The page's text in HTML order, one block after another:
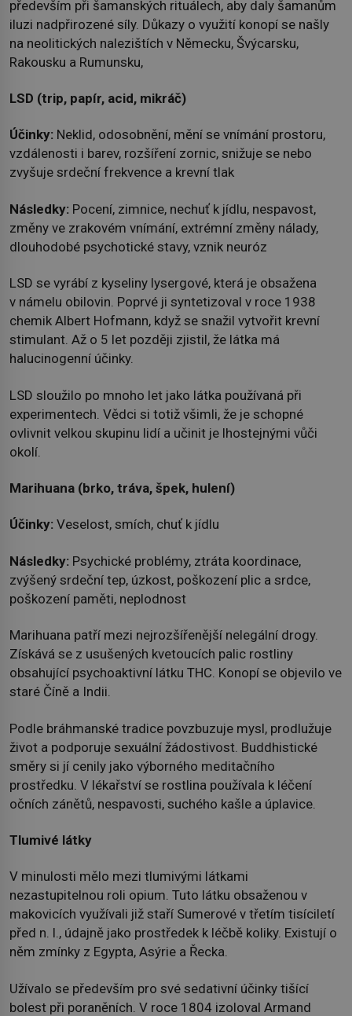
především při šamanských rituálech, aby daly šamanům
iluzi nadpřirozené síly. Důkazy o využití konopí se našly
na neolitických nalezištích v Německu, Švýcarsku,
Rakousku a Rumunsku,
LSD (trip, papír, acid, mikráč)
Účinky: Neklid, odosobnění, mění se vnímání prostoru,
vzdálenosti i barev, rozšíření zornic, snižuje se nebo
zvyšuje srdeční frekvence a krevní tlak
Následky: Pocení, zimnice, nechuť k jídlu, nespavost,
změny ve zrakovém vnímání, extrémní změny nálady,
dlouhodobé psychotické stavy, vznik neuróz
LSD se vyrábí z kyseliny lysergové, která je obsažena
v námelu obilovin. Poprvé ji syntetizoval v roce 1938
chemik Albert Hofmann, když se snažil vytvořit krevní
stimulant. Až o 5 let později zjistil, že látka má
halucinogenní účinky.
LSD sloužilo po mnoho let jako látka používaná při
experimentech. Vědci si totiž všimli, že je schopné
ovlivnit velkou skupinu lidí a učinit je lhostejnými vůči
okolí.
Marihuana (brko, tráva, špek, hulení)
Účinky: Veselost, smích, chuť k jídlu
Následky: Psychické problémy, ztráta koordinace,
zvýšený srdeční tep, úzkost, poškození plic a srdce,
poškození paměti, neplodnost
Marihuana patří mezi nejrozšířenější nelegální drogy.
Získává se z usušených kvetoucích palic rostliny
obsahující psychoaktivní látku THC. Konopí se objevilo ve
staré Číně a Indii.
Podle bráhmanské tradice povzbuzuje mysl, prodlužuje
život a podporuje sexuální žádostivost. Buddhistické
směry si jí cenily jako výborného meditačního
prostředku. V lékařství se rostlina používala k léčení
očních zánětů, nespavosti, suchého kašle a úplavice.
Tlumivé látky
V minulosti mělo mezi tlumivými látkami
nezastupitelnou roli opium. Tuto látku obsaženou v
makovicích využívali již staří Sumerové v třetím tisíciletí
před n. l., údajně jako prostředek k léčbě koliky. Existují o
něm zmínky z Egypta, Asýrie a Řecka.
Užívalo se především pro své sedativní účinky tišící
bolest při poraněních. V roce 1804 izoloval Armand